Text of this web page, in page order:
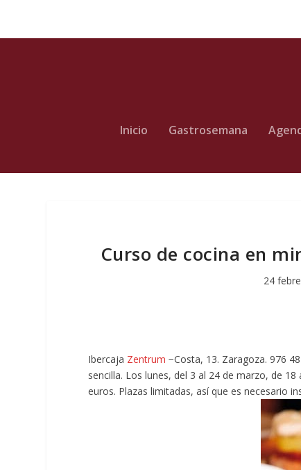
Inicio Gastrosemana
Curso de cocina en
24
Ibercaja Zentrum −Costa, 13. Zaragoza. 976
sencilla. Los lunes, del 3 al 24 de marzo, de
euros. Plazas limitadas, así que es necesario